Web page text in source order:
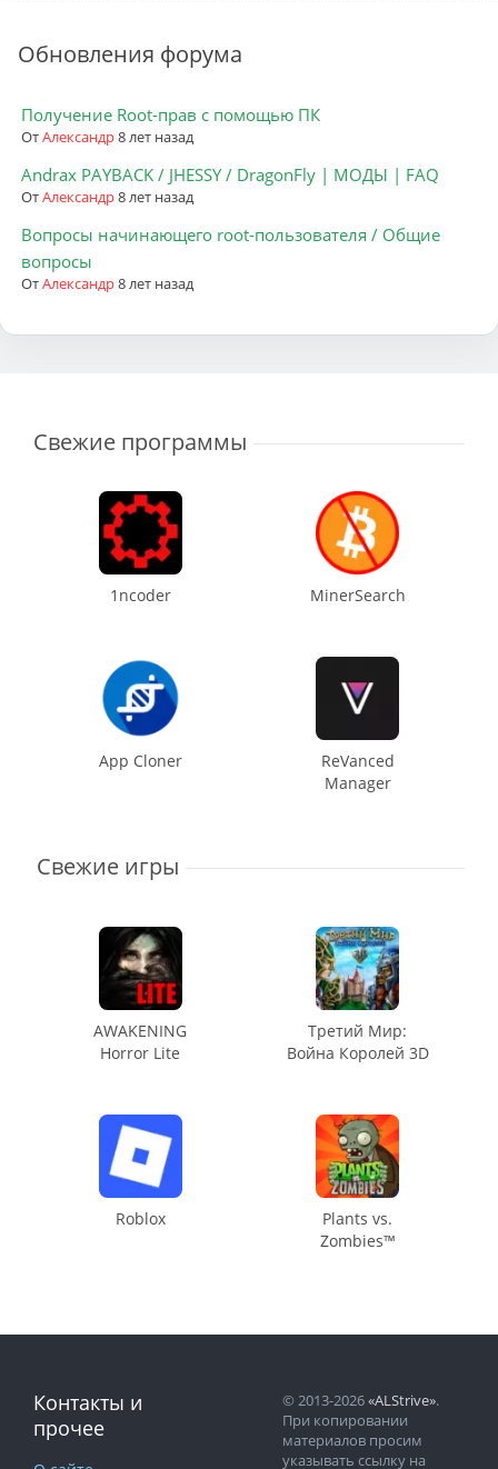
Обновления форума
Получение Root-прав с помощью ПК
ОтАлександр8 лет назад
Andrax PAYBACK / JHESSY / DragonFly | МОДЫ | FAQ
ОтАлександр8 лет назад
Вопросы начинающего root-пользователя / Общие
вопросы
ОтАлександр8 лет назад
Свежие программы
1ncoder MinerSearch
App Cloner
ReVanced
Manager
Свежие игры
AWAKENING
Horror Lite
Третий Мир:
Война Королей 3D
Roblox
Plants vs.
Zombies™
Контакты и
прочее
© 2013-2026«ALStrive».
При копировании
материалов просим
указывать ссылку на